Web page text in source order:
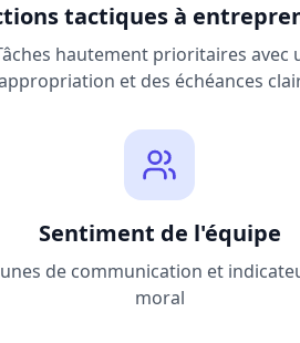
tactiques à
hautement prioritaires avec
et des échéances
Sentiment de l'équipe
de communication et
moral